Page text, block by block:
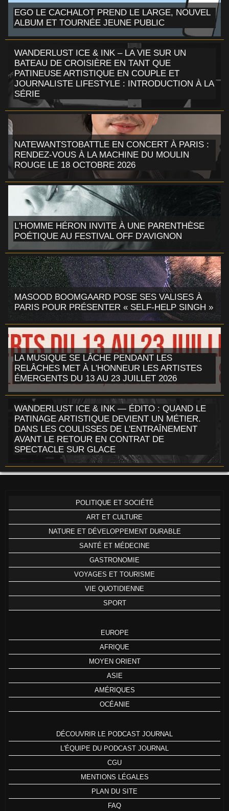
EGO LE CACHALOT PREND LE LARGE, NOUVEL
ALBUM ET TOURNÉE JEUNE PUBLIC
WANDERLUST ICE & INK – LA VIE SUR UN
BATEAU DE CROISIÈRE EN TANT QUE
PATINEUSE ARTISTIQUE EN COUPLE ET
JOURNALISTE LIFESTYLE : INTRODUCTION À LA
SÉRIE
NATEWANTSTOBATTLE EN CONCERT À PARIS :
RENDEZ-VOUS À LA MACHINE DU MOULIN
ROUGE LE 18 OCTOBRE 2026
L'HOMME HÉRON INVITE À UNE PARENTHÈSE
POÉTIQUE AU FESTIVAL OFF D'AVIGNON
MASOOD BOOMGAARD POSE SES VALISES À
PARIS POUR PRÉSENTER « SELF-HELP SINGH »
LA MUSIQUE SE LÂCHE PENDANT LES
RELÂCHES MET À L'HONNEUR LES ARTISTES
ÉMERGENTS DU 13 AU 23 JUILLET 2026
WANDERLUST ICE & INK — ÉDITO : QUAND LE
PATINAGE ARTISTIQUE DEVIENT UN MÉTIER.
DANS LES COULISSES DE L'ENTRAÎNEMENT
AVANT LE RETOUR EN CONTRAT DE
SPECTACLE SUR GLACE
POLITIQUE ET SOCIÉTÉ
ART ET CULTURE
NATURE ET DÉVELOPPEMENT DURABLE
SANTÉ ET MÉDECINE
GASTRONOMIE
VOYAGES ET TOURISME
VIE QUOTIDIENNE
SPORT
EUROPE
AFRIQUE
MOYEN ORIENT
ASIE
AMÉRIQUES
OCÉANIE
DÉCOUVRIR LE PODCAST JOURNAL
L'ÉQUIPE DU PODCAST JOURNAL
CGU
MENTIONS LÉGALES
PLAN DU SITE
FAQ